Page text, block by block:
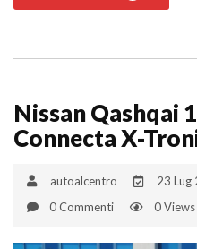
Nissan Qashqai
Connecta X-
autoalcentro
23 Lug
0 Commenti
0 Views